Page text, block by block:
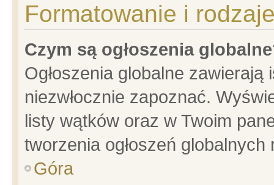
Formatowanie i
Czym są ogłoszenia
Ogłoszenia globalne
niezwłocznie zapoznać.
listy wątków oraz w Twoim
tworzenia ogłoszeń
Góra